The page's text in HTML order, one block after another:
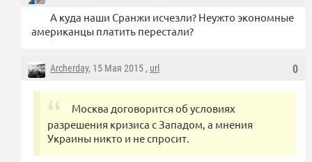
А куда наши Сранжи исчезли? Неужто экономные
американцы платить перестали?
0
Archerday, 15 Мая 2015 , url
Москва договорится об условиях
разрешения кризиса с Западом, а мнения
Украины никто и не спросит.